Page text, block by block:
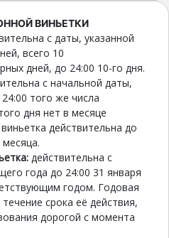
ВИНЬЕТКИ
с даты, указанной
всего 10
дней, до 24:00 10-го дня.
с начальной даты,
того же числа
дня нет в месяце
действительна до
действительна с
года до 24:00 31 января
годом. Годовая
срока её действия,
дорогой с момента